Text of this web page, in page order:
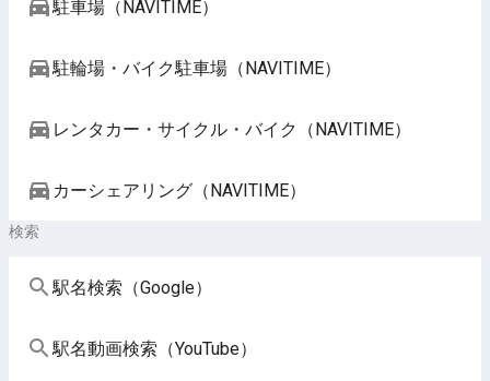
駐車場（NAVITIME）
駐輪場・バイク駐車場（NAVITIME）
レンタカー・サイクル・バイク（NAVITIME）
カーシェアリング（NAVITIME）
検索
駅名検索（Google）
駅名動画検索（YouTube）